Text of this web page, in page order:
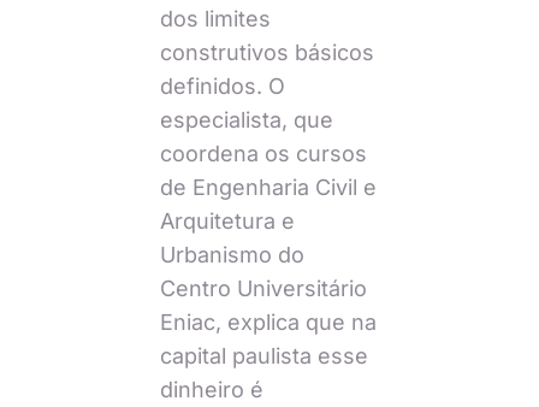
dos limites
construtivos básicos
definidos. O
especialista, que
coordena os cursos
de Engenharia Civil e
Arquitetura e
Urbanismo do
Centro Universitário
Eniac, explica que na
capital paulista esse
dinheiro é